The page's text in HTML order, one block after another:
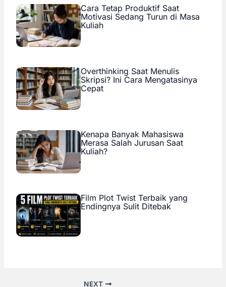
Cara Tetap Produktif Saat
Motivasi Sedang Turun di Masa
Kuliah
Overthinking Saat Menulis
Skripsi? Ini Cara Mengatasinya
Cepat
Kenapa Banyak Mahasiswa
Merasa Salah Jurusan Saat
Kuliah?
Film Plot Twist Terbaik yang
Endingnya Sulit Ditebak
NEXT